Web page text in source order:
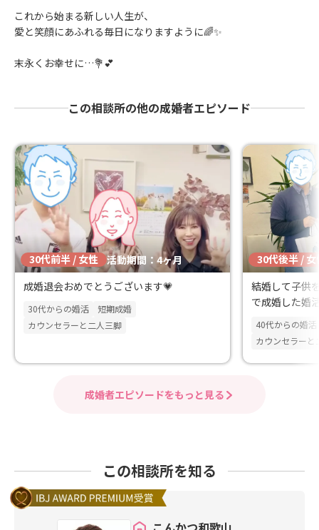
これから始まる新しい人生が、
愛と笑顔にあふれる毎日になりますように🌈✨
末永くお幸せに…💐💕
この相談所の他の成婚者エピソード
30代前半 / 女性 活動期間：4ヶ月
成婚退会おめでとうございます💗
30代からの婚活
短期成婚
カウンセラーと二人三脚
30代後半 / 女
結婚して子供
で成婚した婚
40代からの婚活
カウンセラーと
成婚者エピソードをもっと見る
この相談所を知る